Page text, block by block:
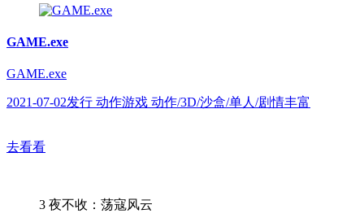
GAME.exe
GAME.exe
2021-07-02发行 动作游戏 动作/3D/沙盒/单人/剧情丰富
去看看
3 夜不收：荡寇风云